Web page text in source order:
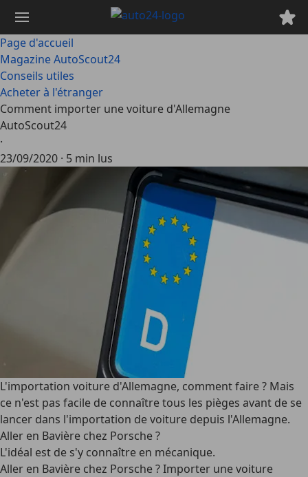
contenu
principal
Page d'accueil
Magazine AutoScout24
Conseils utiles
Acheter à l'étranger
Comment importer une voiture d'Allemagne
AutoScout24
·
23/09/2020 · 5 min lus
L'importation voiture d'Allemagne, comment faire ? Mais
ce n'est pas facile de connaître tous les pièges avant de se
lancer dans l'importation de voiture depuis l'Allemagne.
Aller en Bavière chez Porsche ?
L'idéal est de s'y connaître en mécanique.
Aller en Bavière chez Porsche ? Importer une voiture